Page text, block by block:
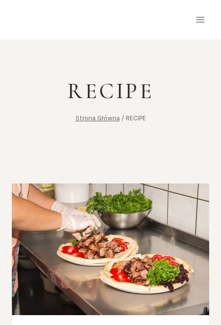
RECIPE
Strona Główna / RECIPE